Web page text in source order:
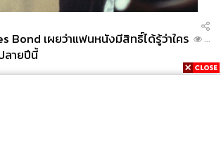
Bond เผยว่าแฟนหนังมีสิทธิ์ได้รู้ว่าใคร
ลายปีนี้
...